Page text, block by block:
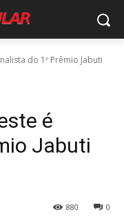
do 1º Prêmio Jabuti
é
Jabuti
0
880